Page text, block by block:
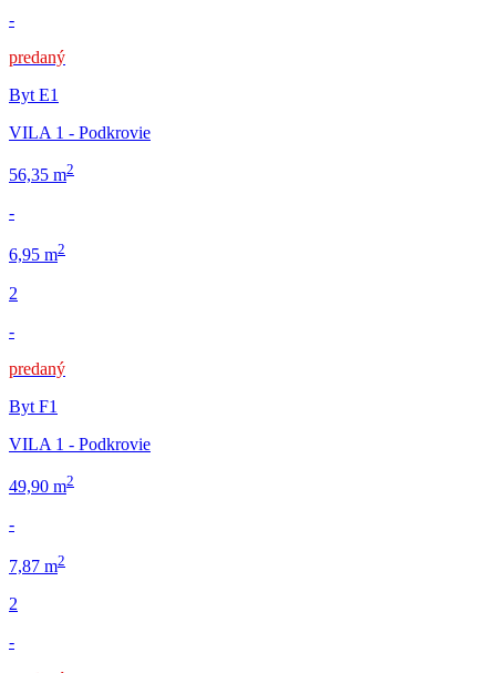
-
predaný
Byt E1
VILA 1 - Podkrovie
56,35 m2
-
6,95 m2
2
-
predaný
Byt F1
VILA 1 - Podkrovie
49,90 m2
-
7,87 m2
2
-